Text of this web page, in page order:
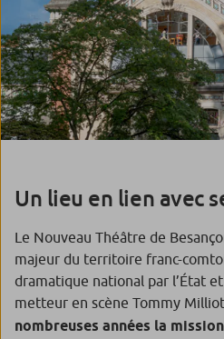
Un lieu en lien avec
Le Nouveau Théâtre de
majeur du territoire franc-
dramatique national par l’État
metteur en scène Tommy Milliot.
nombreuses années la